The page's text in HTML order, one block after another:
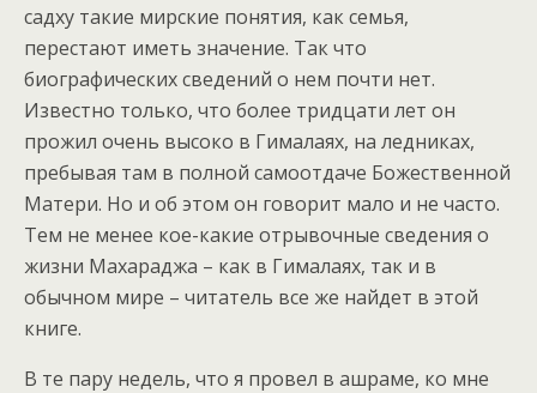
садху такие мирские понятия, как семья,
перестают иметь значение. Так что
биографических сведений о нем почти нет.
Известно только, что более тридцати лет он
прожил очень высоко в Гималаях, на ледниках,
пребывая там в полной самоотдаче Божественной
Матери. Но и об этом он говорит мало и не часто.
Тем не менее кое-какие отрывочные сведения о
жизни Махараджа – как в Гималаях, так и в
обычном мире – читатель все же найдет в этой
книге.
В те пару недель, что я провел в ашраме, ко мне